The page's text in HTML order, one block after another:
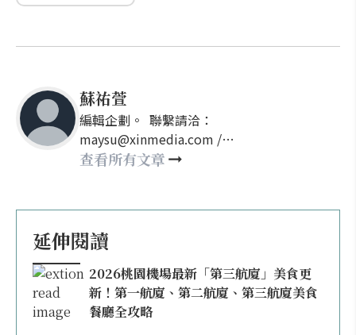
蘇祐萱
編輯企劃。 聯繫請洽：
maysu@xinmedia.com /
may860527@gmail.com
查看所有文章
延伸閱讀
2026桃園機場最新「第三航廈」美食更
新！第一航廈、第二航廈、第三航廈美食
餐廳全攻略